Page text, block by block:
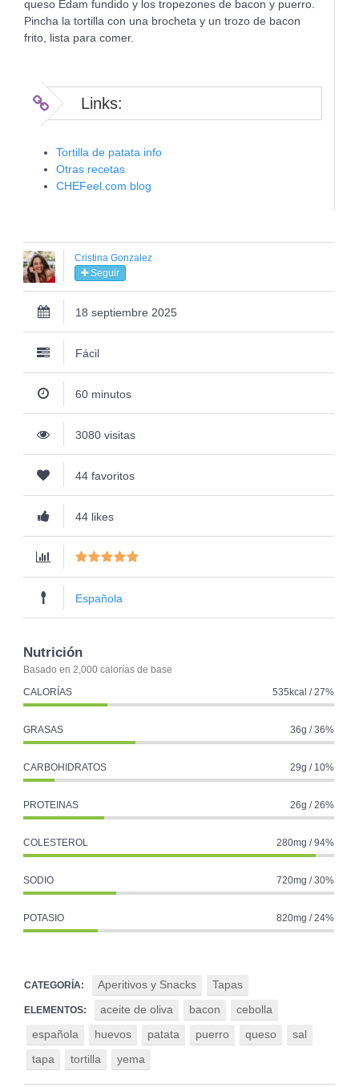
queso Edam fundido y los tropezones de bacon y puerro.
Pincha la tortilla con una brocheta y un trozo de bacon
frito, lista para comer.
Links:
Tortilla de patata info
Otras recetas
CHEFeel.com blog
Cristina Gonzalez
Seguir
18 septiembre 2025
Fácil
60 minutos
3080 visitas
44 favoritos
44 likes
Española
Nutrición
Basado en 2,000 calorías de base
CALORÍAS
535kcal / 27%
GRASAS 36g / 36%
CARBOHIDRATOS 29g / 10%
PROTEINAS 26g / 26%
COLESTEROL 280mg / 94%
SODIO 720mg / 30%
POTASIO 820mg / 24%
CATEGORÍA: Aperitivos y Snacks Tapas
ELEMENTOS: aceite de oliva bacon
cebolla
española
huevos patata puerro queso
sal
tapa
tortilla yema